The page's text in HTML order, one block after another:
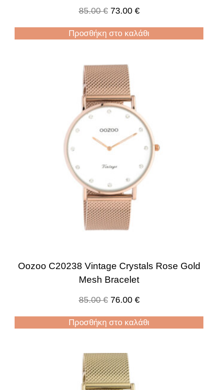
85.00€ 73.00 €
Προσθήκη στο καλάθι
Oozoo C20238 Vintage Crystals Rose Gold
Mesh Bracelet
85.00€ 76.00 €
Προσθήκη στο καλάθι